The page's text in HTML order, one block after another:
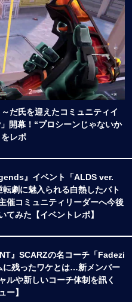
だ氏を迎えたコミュニティイ
開幕！“プロシーンじゃないか
レポ
』イベント「ALDS ver.
転劇に魅入られる白熱したバト
催コミュニティリーダーへ今後
てみた【イベントレポ】
』SCARZの名コーチ「Fadezi
に残ったワケとは…新メンバー
ルや新しいコーチ体制を訊く
ー】